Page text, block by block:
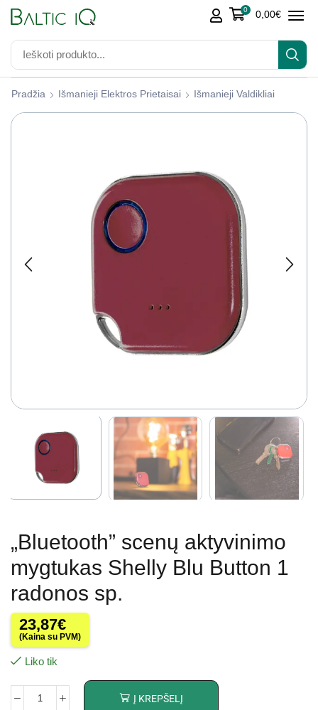
0 0,00€
Pradžia Išmanieji Elektros Prietaisai Išmanieji Valdikliai
„Bluetooth” scenų aktyvinimo
mygtukas Shelly Blu Button 1
radonos sp.
23,87€
(Kaina su PVM)
Liko tik
Į KREPŠELĮ